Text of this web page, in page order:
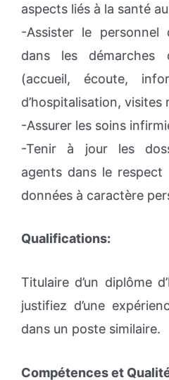
aspects liés à la santé
-Assister le personnel
dans les
(accueil, écoute,
d’hospitalisation, visites
-Assurer les soins
-Tenir à jour les
agents dans le
données à caractère
Qualifications:
Titulaire d’un diplôme
justifiez d’une
dans un poste similaire.
Compétences et